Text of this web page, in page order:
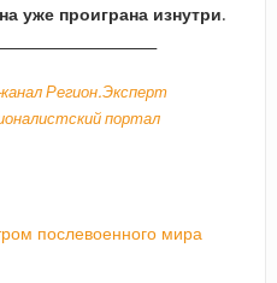
уже проиграна изнутри.
Регион.Эксперт
портал
послевоенного мира